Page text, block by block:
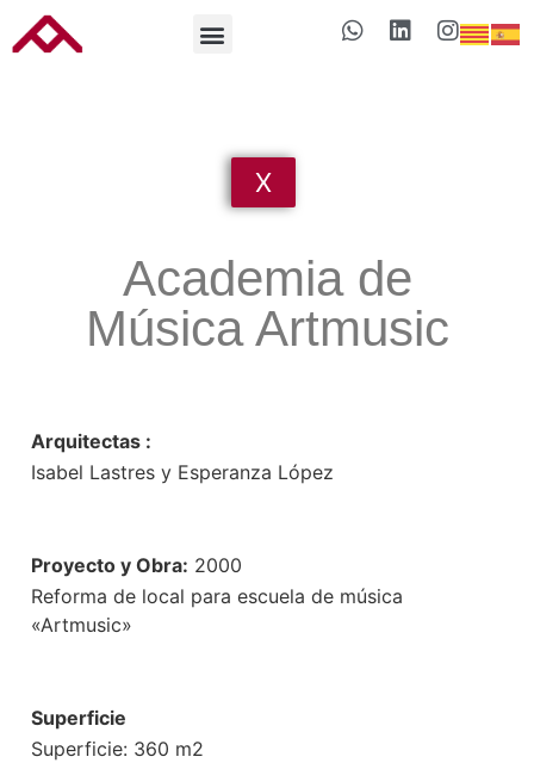
X
Academia de
Música Artmusic
Arquitectas :
Isabel Lastres y Esperanza López
Proyecto y Obra: 2000
Reforma de local para escuela de música
«Artmusic»
Superficie
Superficie: 360 m2